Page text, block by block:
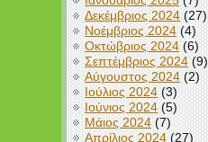
Δεκέμβριος 2024 (27)
Νοέμβριος 2024 (4)
Οκτώβριος 2024 (6)
Σεπτέμβριος 2024 (9)
Αύγουστος 2024 (2)
Ιούλιος 2024 (3)
Ιούνιος 2024 (5)
Μάιος 2024 (7)
Απρίλιος 2024 (27)